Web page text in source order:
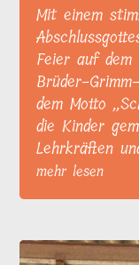
Mit einem
Feier auf dem
Brüder-
dem Motto
die Kinder
Lehrkräften
mehr lesen